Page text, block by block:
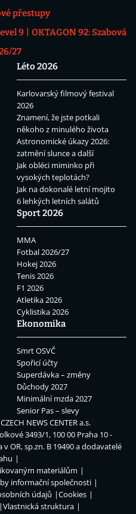
přestupy
9
OKTAGON 92: Szabová
27
Léto 2026
Karlovarský filmový festival
2026
Znamení, že jste potkali
někoho z minulého života
Astronomické úkazy 2026:
zatmění slunce a další
Jak obléci miminko při
vysokých teplotách?
Jak na dokonalé letní mojito
6 lehkých letních salátů
Sport 2026
MMA
Fotbal 2026/27
Hokej 2026
Tenis 2026
F1 2026
Atletika 2026
Cyklistika 2026
Ekonomika
Smrt OSVČ
Spořicí účty
Superdávka – změny
Důchody 2027
Minimální mzda 2027
Senior Pas – slevy
CZECH NEWS CENTER a.s.
3493/1, 100 00 Praha 10 -
v OR, sp.zn. B 19490 a dodavatelé
materiálům
informační společnosti
údajů
Cookies
Vlastnická struktura